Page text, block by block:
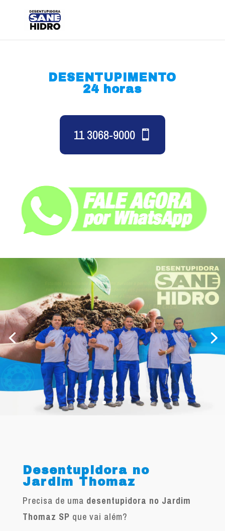
DESENTUPIMENTO
24 horas
11 3068-9000
Desentupidora no
Jardim Thomaz
Precisa de uma desentupidora no Jardim
Thomaz SP que vai além?